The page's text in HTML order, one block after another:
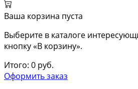
Ваша корзина пуста
Выберите в каталоге
кнопку «В корзину».
Итого: 0 руб.
Оформить заказ